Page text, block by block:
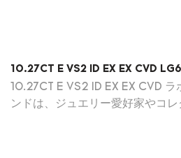
10.27CT E VS2 ID EX EX CVD
10.27CT E VS2 ID EX EX CVD
ンドは、ジュエリー愛好家やコ